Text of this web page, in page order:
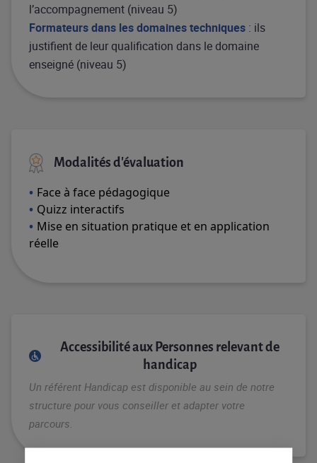
l’accompagnement (niveau 5)
Formateurs dans les domaines techniques : ils
justifient de leur qualification dans le domaine
enseigné (niveau 5)
Modalités d'évaluation
Face à face pédagogique
Quizz interactifs
Mise en situation pratique et en application
réelle
Accessibilité aux Personnes relevant de
handicap
Un référent Handicap est disponible au sein de notre
structure pour vous conseiller et adapter votre
parcours.